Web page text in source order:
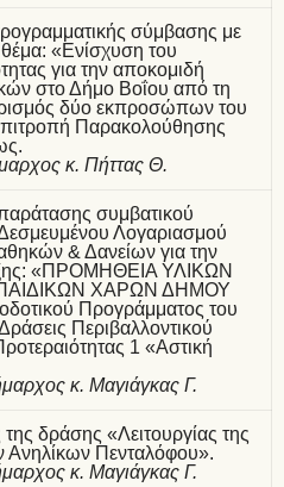
σύμβασης με
«Ενίσχυση του
για την αποκομιδή
στο Δήμο Βοΐου από τη
δύο εκπροσώπων του
Παρακολούθησης
κ. Πήττας Θ.
συμβατικού
Λογαριασμού
& Δανείων για την
«ΠΡΟΜΗΘΕΙΑ ΥΛΙΚΩΝ
ΧΑΡΩΝ ΔΗΜΟΥ
Προγράμματος του
Περιβαλλοντικού
1 «Αστική
κ. Μαγιάγκας Γ.
δράσης «Λειτουργίας της
Πενταλόφου».
κ. Μαγιάγκας Γ.